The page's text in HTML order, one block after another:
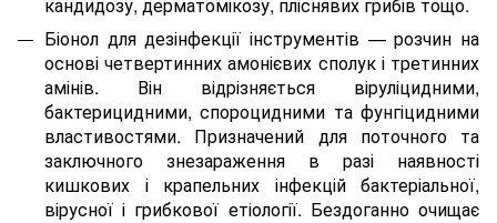
Біонол для дезінфекції інструментів — розчин на
основі четвертинних амонієвих сполук і третинних
амінів. Він відрізняється віруліцидними,
бактерицидними, спороцидними та фунгіцидними
властивостями. Призначений для поточного та
заключного знезараження в разі наявності
кишкових і крапельних інфекцій бактеріальної,
вірусної і грибкової етіології. Бездоганно очищає